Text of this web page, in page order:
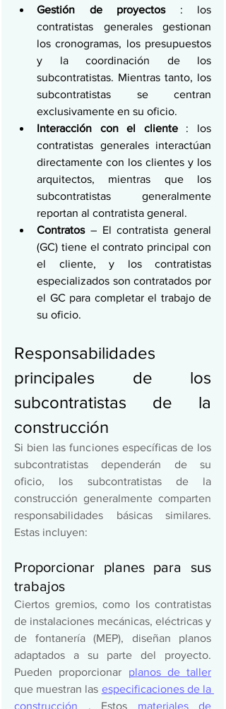
Gestión de proyectos : los
contratistas generales gestionan
los cronogramas, los presupuestos
y la coordinación de los
subcontratistas. Mientras tanto, los
subcontratistas se centran
exclusivamente en su oficio.
Interacción con el cliente : los
contratistas generales interactúan
directamente con los clientes y los
arquitectos, mientras que los
subcontratistas generalmente
reportan al contratista general.
Contratos – El contratista general
(GC) tiene el contrato principal con
el cliente, y los contratistas
especializados son contratados por
el GC para completar el trabajo de
su oficio.
Responsabilidades
principales de los
subcontratistas de la
construcción
Si bien las funciones específicas de los
subcontratistas dependerán de su
oficio, los subcontratistas de la
construcción generalmente comparten
responsabilidades básicas similares.
Estas incluyen:
Proporcionar planes para sus
trabajos
Ciertos gremios, como los contratistas
de instalaciones mecánicas, eléctricas y
de fontanería (MEP), diseñan planos
adaptados a su parte del proyecto.
Pueden proporcionar planos de taller
que muestran las especificaciones de la
construcción . Estos materiales de